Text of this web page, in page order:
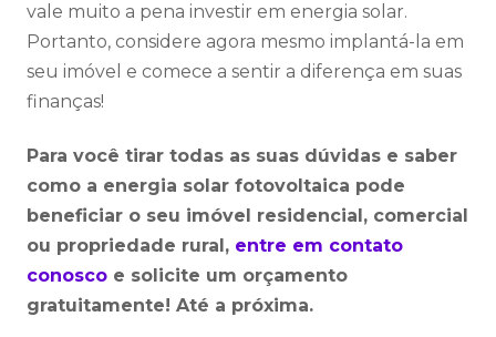
vale muito a pena investir em energia solar.
Portanto, considere agora mesmo implantá-la em
seu imóvel e comece a sentir a diferença em suas
finanças!
Para você tirar todas as suas dúvidas e saber
como a energia solar fotovoltaica pode
beneficiar o seu imóvel residencial, comercial
ou propriedade rural, entre em contato
conosco e solicite um orçamento
gratuitamente! Até a próxima.